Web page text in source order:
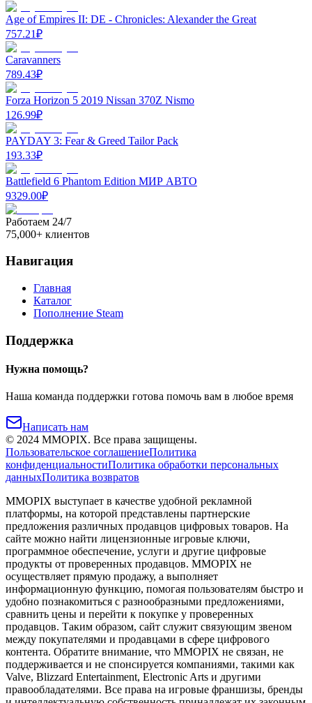
Age of Empires II: DE - Chronicles: Alexander the Great
757.21₽
Caravanners
789.43₽
Forza Horizon 5 2019 Nissan 370Z Nismo
126.99₽
PAYDAY 3: Fear & Greed Tailor Pack
193.33₽
Battlefield 6 Phantom Edition МИР АВТО
9329.00₽
Работаем 24/7
75,000+ клиентов
Навигация
Главная
Каталог
Пополнение Steam
Поддержка
Нужна помощь?
Наша команда поддержки готова помочь вам в любое время
Написать нам
© 2024 MMOPIX. Все права защищены.
Пользовательское соглашениеПолитика
конфиденциальностиПолитика обработки персональных
данныхПолитика возвратов
MMOPIX выступает в качестве удобной рекламной
платформы, на которой представлены партнерские
предложения различных продавцов цифровых товаров. На
сайте можно найти лицензионные игровые ключи,
программное обеспечение, услуги и другие цифровые
продукты от проверенных продавцов. MMOPIX не
осуществляет прямую продажу, а выполняет
информационную функцию, помогая пользователям быстро и
удобно познакомиться с разнообразными предложениями,
сравнить цены и перейти к покупке у проверенных
продавцов. Таким образом, сайт служит связующим звеном
между покупателями и продавцами в сфере цифрового
контента. Обратите внимание, что MMOPIX не связан, не
поддерживается и не спонсируется компаниями, такими как
Valve, Blizzard Entertainment, Electronic Arts и другими
правообладателями. Все права на игровые франшизы, бренды